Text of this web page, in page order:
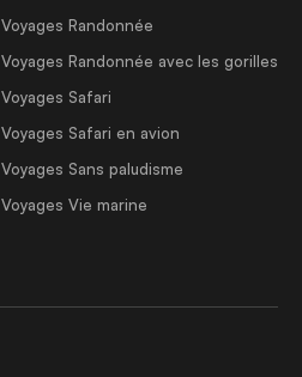
Voyages Randonnée
Voyages Randonnée avec les gorilles
Voyages Safari
Voyages Safari en avion
Voyages Sans paludisme
Voyages Vie marine